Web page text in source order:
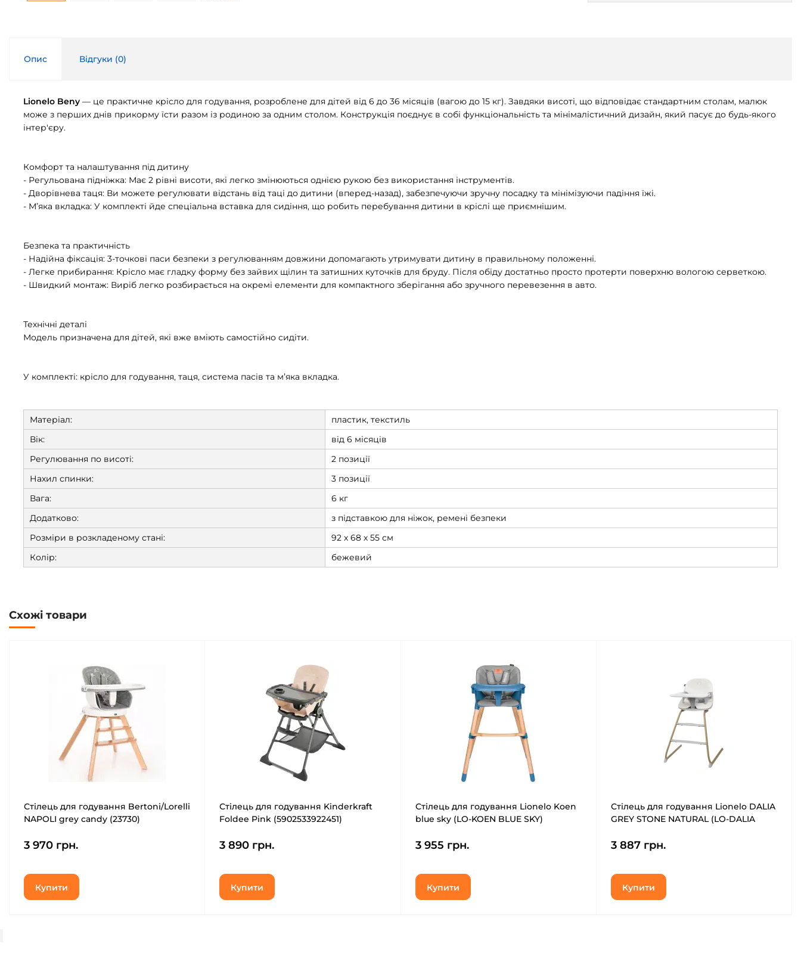
Опис Відгуки (0)
Lionelo Beny — це практичне крісло для годування, розроблене для дітей від 6 до 36 місяців (вагою до 15 кг). Завдяки висоті, що відповідає стандартним столам, малюк
може з перших днів прикорму їсти разом із родиною за одним столом. Конструкція поєднує в собі функціональність та мінімалістичний дизайн, який пасує до будь-якого
інтер'єру.
Комфорт та налаштування під дитину
- Регульована підніжка: Має 2 рівні висоти, які легко змінюються однією рукою без використання інструментів.
- Дворівнева таця: Ви можете регулювати відстань від таці до дитини (вперед-назад), забезпечуючи зручну посадку та мінімізуючи падіння їжі.
- М’яка вкладка: У комплекті йде спеціальна вставка для сидіння, що робить перебування дитини в кріслі ще приємнішим.
Безпека та практичність
- Надійна фіксація: 3-точкові паси безпеки з регулюванням довжини допомагають утримувати дитину в правильному положенні.
- Легке прибирання: Крісло має гладку форму без зайвих щілин та затишних куточків для бруду. Після обіду достатньо просто протерти поверхню вологою серветкою.
- Швидкий монтаж: Виріб легко розбирається на окремі елементи для компактного зберігання або зручного перевезення в авто.
Технічні деталі
Модель призначена для дітей, які вже вміють самостійно сидіти.
У комплекті: крісло для годування, таця, система пасів та м’яка вкладка.
Матеріал:
пластик, текстиль
Вік:
від 6 місяців
Регулювання по висоті:
2 позиції
Нахил спинки:
3 позиції
Вага:
6 кг
Додатково:
з підставкою для ніжок, ремені безпеки
Розміри в розкладеному стані:
92 х 68 х 55 см
Колір:
бежевий
Схожі товари
Стілець для годування Bertoni/Lorelli
NAPOLI grey candy (23730)
3 970 грн.
Купити
Стілець для годування Kinderkraft
Foldee Pink (5902533922451)
3 890 грн.
Купити
Стілець для годування Lionelo Koen
blue sky (LO-KOEN BLUE SKY)
3 955 грн.
Купити
Стілець для годування Lionelo DALIA
GREY STONE NATURAL (LO-DALIA
3 887 грн.
Купити